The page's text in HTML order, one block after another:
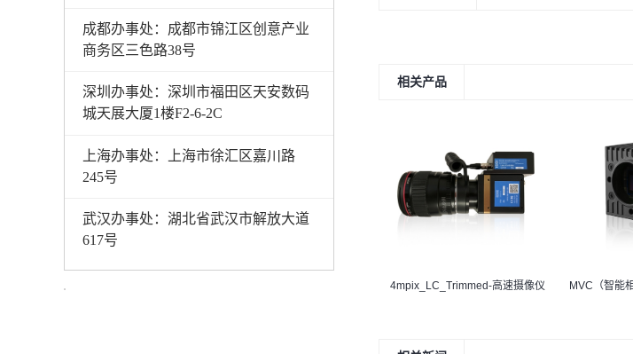
成都办事处：成都市锦江区创意产业
商务区三色路38号
深圳办事处：深圳市福田区天安数码
城天展大厦1楼F2-6-2C
上海办事处：上海市徐汇区嘉川路
245号
武汉办事处：湖北省武汉市解放大道
617号
相关产品
4mpix_LC_Trimmed-高速摄像仪